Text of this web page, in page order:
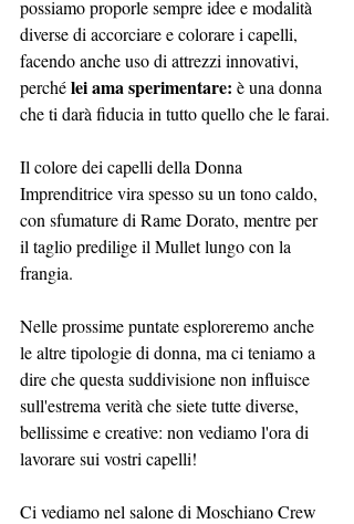
possiamo proporle sempre idee e modalità
diverse di accorciare e colorare i capelli,
facendo anche uso di attrezzi innovativi,
perché lei ama sperimentare: è una donna
che ti darà fiducia in tutto quello che le farai.
Il colore dei capelli della Donna
Imprenditrice vira spesso su un tono caldo,
con sfumature di Rame Dorato, mentre per
il taglio predilige il Mullet lungo con la
frangia.
Nelle prossime puntate esploreremo anche
le altre tipologie di donna, ma ci teniamo a
dire che questa suddivisione non influisce
sull'estrema verità che siete tutte diverse,
bellissime e creative: non vediamo l'ora di
lavorare sui vostri capelli!
Ci vediamo nel salone di Moschiano Crew